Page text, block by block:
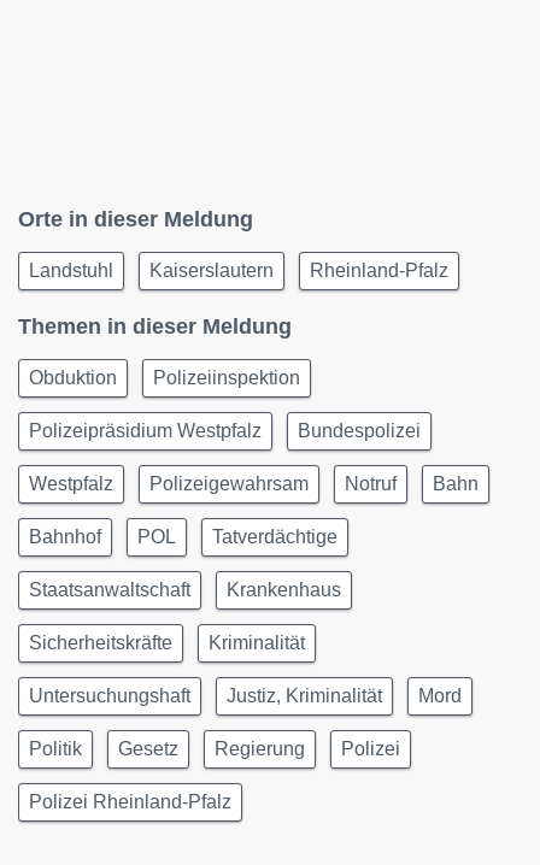
Orte in dieser Meldung
Landstuhl Kaiserslautern Rheinland-Pfalz
Themen in dieser Meldung
Obduktion Polizeiinspektion
Polizeipräsidium Westpfalz Bundespolizei
Westpfalz Polizeigewahrsam Notruf Bahn
Bahnhof POL Tatverdächtige
Staatsanwaltschaft Krankenhaus
Sicherheitskräfte Kriminalität
Untersuchungshaft Justiz, Kriminalität Mord
Politik Gesetz Regierung Polizei
Polizei Rheinland-Pfalz